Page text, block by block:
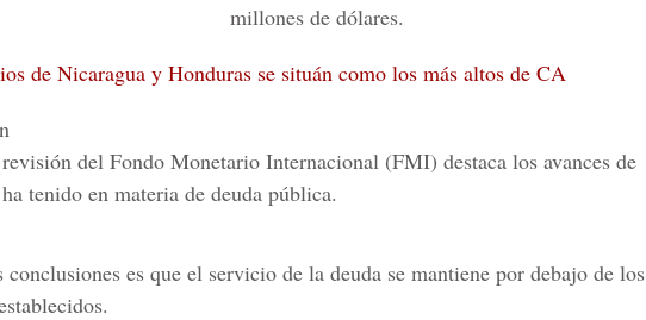
millones de dólares.
de Nicaragua y Honduras se situán como los más altos de CA
del Fondo Monetario Internacional (FMI) destaca los avances de
tenido en materia de deuda pública.
conclusiones es que el servicio de la deuda se mantiene por debajo de los